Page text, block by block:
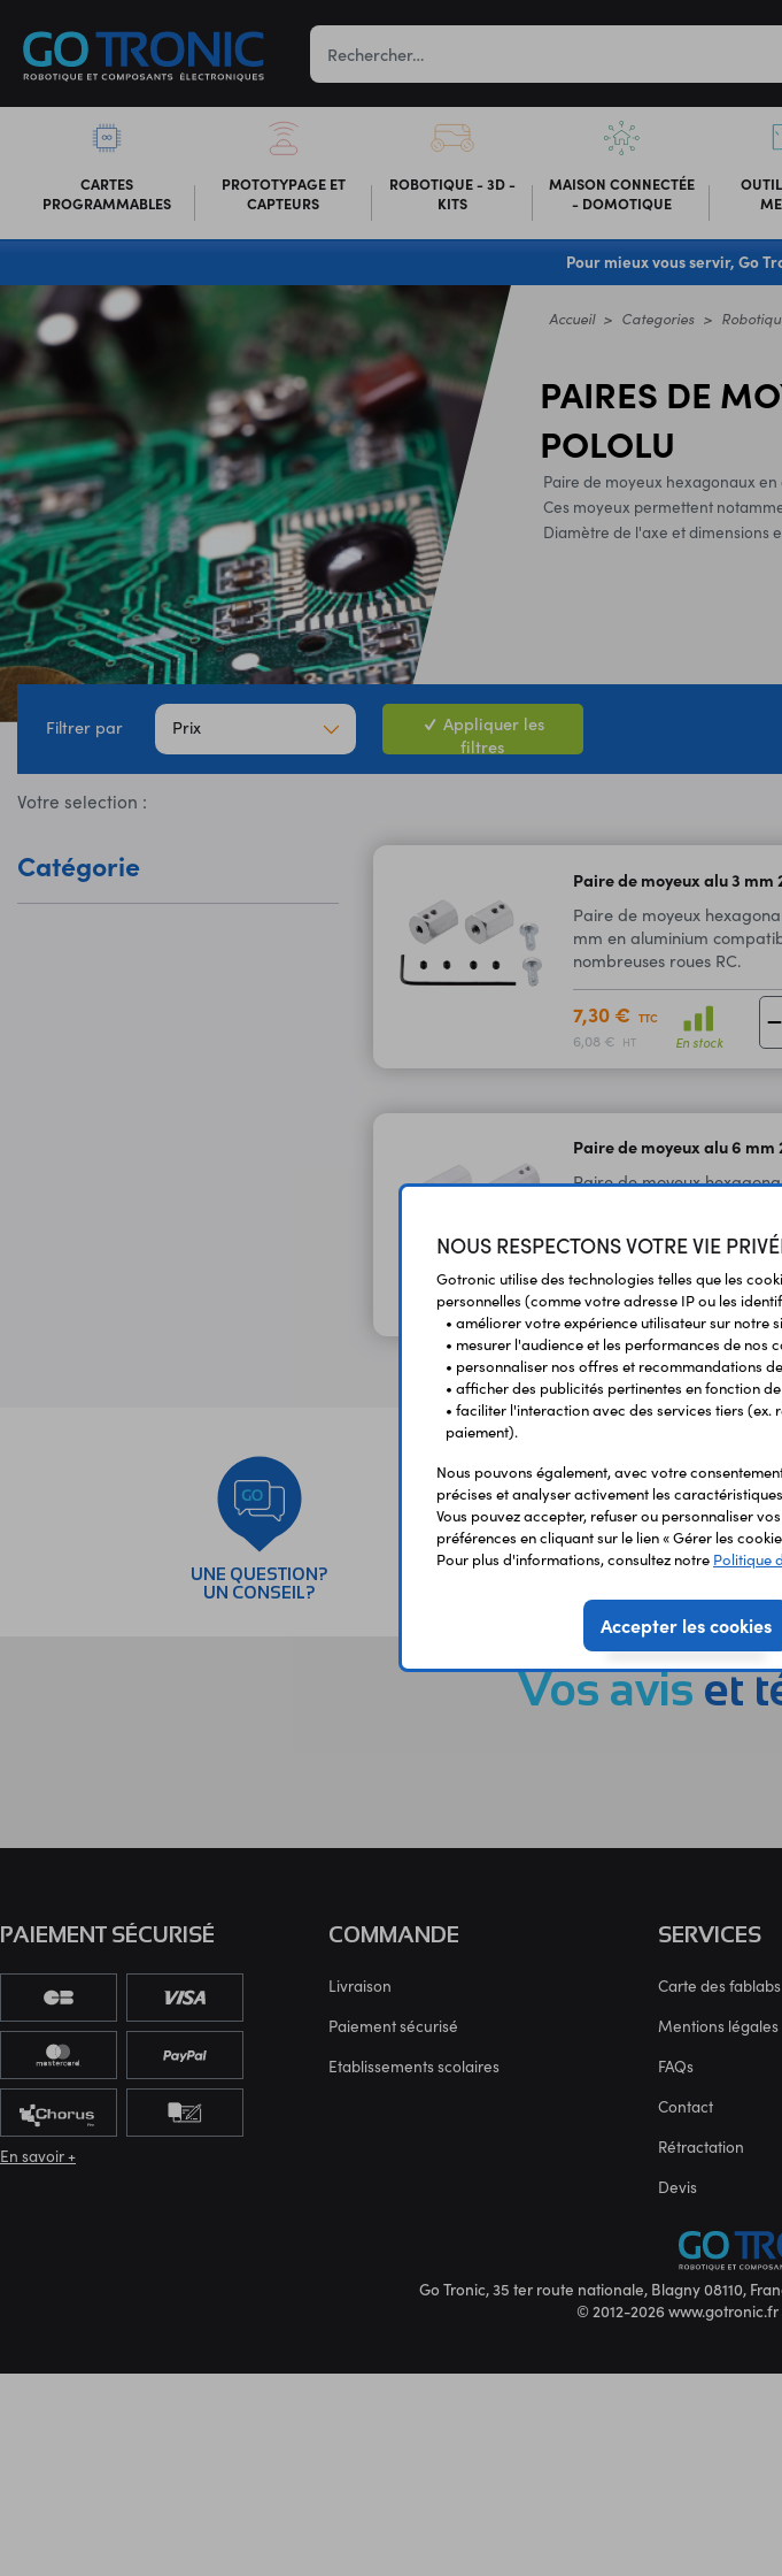
CARTES
PROGRAMMABLES
PROTOTYPAGE ET
CAPTEURS
ROBOTIQUE - 3D -
KITS
MAISON CONNECTÉE
- DOMOTIQUE
Pour mieux vous servir, Go
Accueil Categories
PAIRES DE
POLOLU
Paire de moyeux hexagonaux
Ces moyeux permettent
Diamètre de l'axe et dimensions
Filtrer par Prix
Appliquer les
filtres
Votre selection :
Catégorie Paire de moyeux alu 3 mm
Paire de moyeux
mm en aluminium
nombreuses roues RC.
7,30 € TTC
6,08 € HT En stock
Paire de moyeux alu 6 mm
Paire de moyeux
9,40 € TTC
7,83 € HT En stock
UNE QUESTION?
UN CONSEIL?
Vos aviset
COMMANDE
Livraison
Paiement sécurisé
Etablissements scolaires
SERVICES
Carte des fablabs
Mentions légales
FAQs
Contact
Rétractation
Devis
PAIEMENT SÉCURISÉ
En savoir +
Go Tronic, 35 ter route nationale, Blagny 08110,
© 2012-2026
NOUS RESPECTONS VOTRE VIE
Gotronic utilise des technologies telles que les
personnelles (comme votre adresse IP ou les
• améliorer votre expérience utilisateur sur notre
• mesurer l'audience et les performances de nos
• personnaliser nos offres et recommandations
• afficher des publicités pertinentes en fonction
• faciliter l'interaction avec des services tiers (ex.
paiement).
Nous pouvons également, avec votre
précises et analyser activement les
Vous pouvez accepter, refuser ou personnaliser
préférences en cliquant sur le lien « Gérer les
Pour plus d'informations, consultez notre Politique
Accepter les cookies